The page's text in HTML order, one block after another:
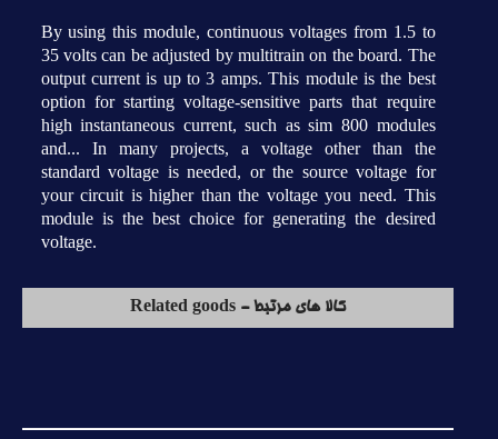
By using this module, continuous voltages from 1.5 to
35 volts can be adjusted by multitrain on the board. The
output current is up to 3 amps. This module is the best
option for starting voltage-sensitive parts that require
high instantaneous current, such as sim 800 modules
and... In many projects, a voltage other than the
standard voltage is needed, or the source voltage for
your circuit is higher than the voltage you need. This
module is the best choice for generating the desired
voltage.
کالا های مرتبط - Related goods